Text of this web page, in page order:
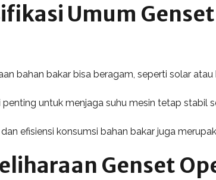
Umum
bahan bakar bisa beragam, seperti solar
penting untuk menjaga suhu mesin tetap stabil
efisiensi konsumsi bahan bakar juga
Genset